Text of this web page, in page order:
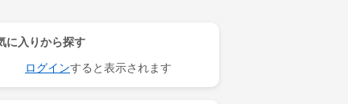
に入りから探す
ログインすると表示されます